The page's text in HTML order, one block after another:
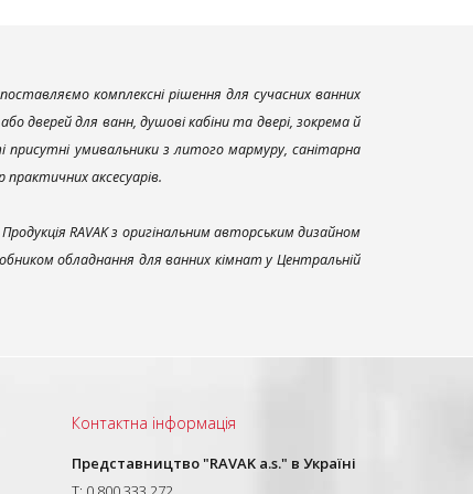
комплексні рішення для сучасних ванних
дверей для ванн, душові кабіни та двері, зокрема й
умивальники з литого мармуру, санітарна
практичних аксесуарів.
RAVAK з оригінальним авторським дизайном
обладнання для ванних кімнат у Центральній
Контактна інформація
Представництво "RAVAK a.s." в Україні